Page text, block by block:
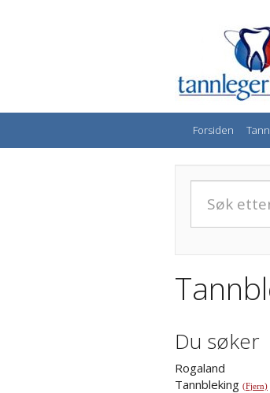
Forsiden
Du søker
Rogaland
Tannbleking (Fjern)